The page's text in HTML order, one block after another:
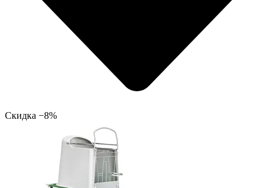
Скидка −8%